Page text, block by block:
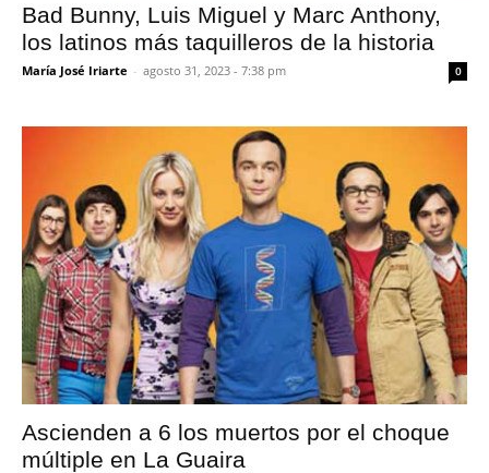
Bad Bunny, Luis Miguel y Marc Anthony,
los latinos más taquilleros de la historia
María José Iriarte - agosto 31, 2023 - 7:38 pm 0
Ascienden a 6 los muertos por el choque
múltiple en La Guaira